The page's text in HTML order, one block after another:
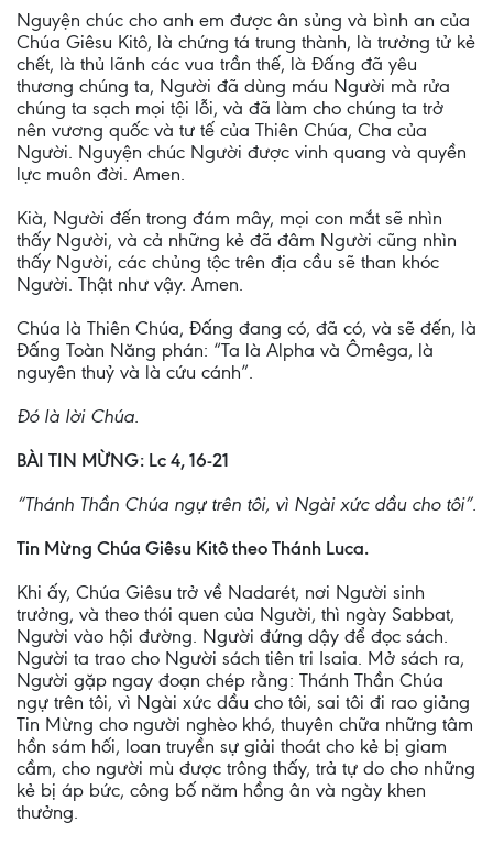
Nguyện chúc cho anh em được ân sủng và bình an của
Chúa Giêsu Kitô, là chứng tá trung thành, là trưởng tử kẻ
chết, là thủ lãnh các vua trần thế, là Đấng đã yêu
thương chúng ta, Người đã dùng máu Người mà rửa
chúng ta sạch mọi tội lỗi, và đã làm cho chúng ta trở
nên vương quốc và tư tế của Thiên Chúa, Cha của
Người. Nguyện chúc Người được vinh quang và quyền
lực muôn đời. Amen.
Kià, Người đến trong đám mây, mọi con mắt sẽ nhìn
thấy Người, và cả những kẻ đã đâm Người cũng nhìn
thấy Người, các chủng tộc trên địa cầu sẽ than khóc
Người. Thật như vậy. Amen.
Chúa là Thiên Chúa, Đấng đang có, đã có, và sẽ đến, là
Đấng Toàn Năng phán: “Ta là Alpha và Ômêga, là
nguyên thuỷ và là cứu cánh”.
Đó là lời Chúa.
BÀI TIN MỪNG: Lc 4, 16-21
“Thánh Thần Chúa ngự trên tôi, vì Ngài xức dầu cho tôi”.
Tin Mừng Chúa Giêsu Kitô theo Thánh Luca.
Khi ấy, Chúa Giêsu trở về Nadarét, nơi Người sinh
trưởng, và theo thói quen của Người, thì ngày Sabbat,
Người vào hội đường. Người đứng dậy để đọc sách.
Người ta trao cho Người sách tiên tri Isaia. Mở sách ra,
Người gặp ngay đoạn chép rằng: Thánh Thần Chúa
ngự trên tôi, vì Ngài xức dầu cho tôi, sai tôi đi rao giảng
Tin Mừng cho người nghèo khó, thuyên chữa những tâm
hồn sám hối, loan truyền sự giải thoát cho kẻ bị giam
cầm, cho người mù được trông thấy, trả tự do cho những
kẻ bị áp bức, công bố năm hồng ân và ngày khen
thưởng.